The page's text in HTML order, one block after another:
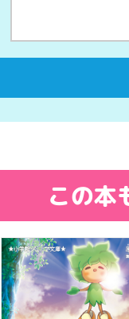
この本